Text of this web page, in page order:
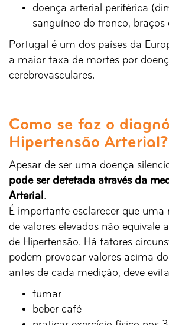
doença arterial periférica
sanguíneo do tronco, braços
Portugal é um dos países da
a maior taxa de mortes por
cerebrovasculares.
Como se faz o
Hipertensão Arterial?
Apesar de ser uma doença
pode ser detetada através da
Arterial.
É importante esclarecer que uma
de valores elevados não equivale
de Hipertensão. Há fatores
podem provocar valores acima
antes de cada medição, deve
fumar
beber café